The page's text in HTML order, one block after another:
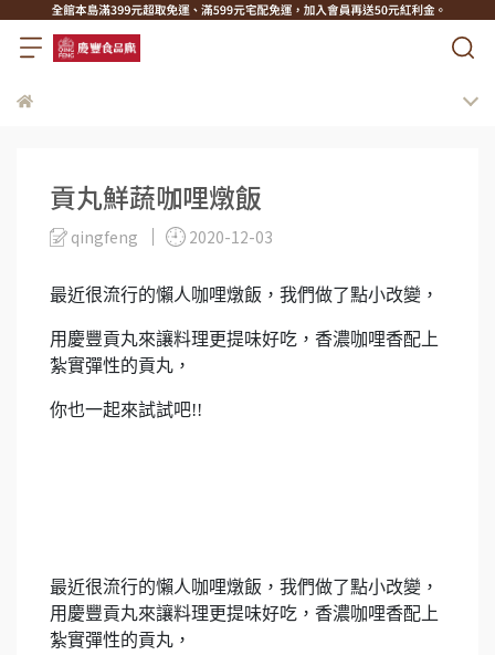
貢丸鮮蔬咖哩燉飯
qingfeng 2020-12-03
最近很流行的懶人咖哩燉飯，我們做了點小改變，
用慶豐貢丸來讓料理更提味好吃，香濃咖哩香配上
紮實彈性的貢丸，
你也一起來試試吧!!
最近很流行的懶人咖哩燉飯，我們做了點小改變，
用慶豐貢丸來讓料理更提味好吃，香濃咖哩香配上
紮實彈性的貢丸，